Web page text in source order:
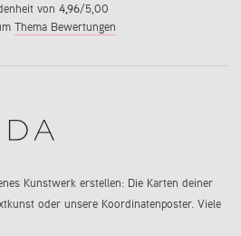
von 4,96/5,00
Thema Bewertungen
Kunstwerk erstellen: Die Karten deiner
oder unsere Koordinatenposter. Viele